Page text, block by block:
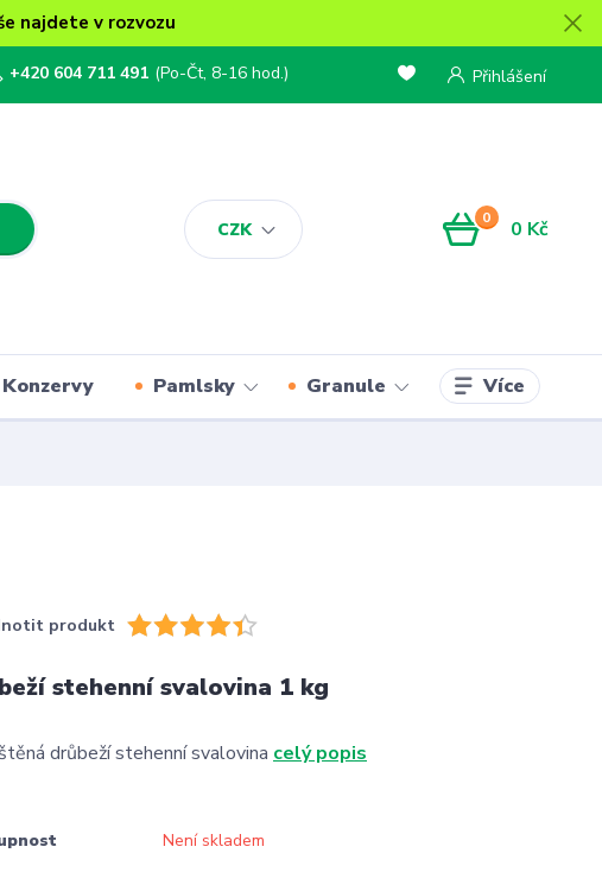
najdete v rozvozu
CZK
Přihlášení
+420 604 711 491 (Po-Čt, 8-16 hod.)
0 0 Kč
Konzervy Pamlsky Granule Více
produkt
stehenní svalovina 1 kg
drůbeží stehenní svalovina celý popis
Není skladem